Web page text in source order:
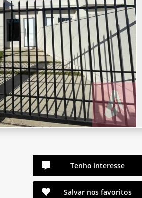
Tenho interesse
Salvar nos favoritos